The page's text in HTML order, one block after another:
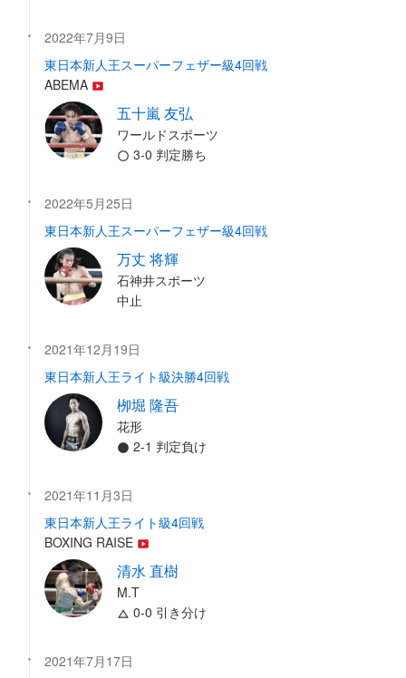
2022年7月9日
東日本新人王スーパーフェザー級4回戦
ABEMA
五十嵐 友弘
ワールドスポーツ
3-0 判定勝ち
2022年5月25日
東日本新人王スーパーフェザー級4回戦
万丈 将輝
石神井スポーツ
中止
2021年12月19日
東日本新人王ライト級決勝4回戦
栁堀 隆吾
花形
2-1 判定負け
2021年11月3日
東日本新人王ライト級4回戦
BOXING RAISE
清水 直樹
M.T
0-0 引き分け
2021年7月17日